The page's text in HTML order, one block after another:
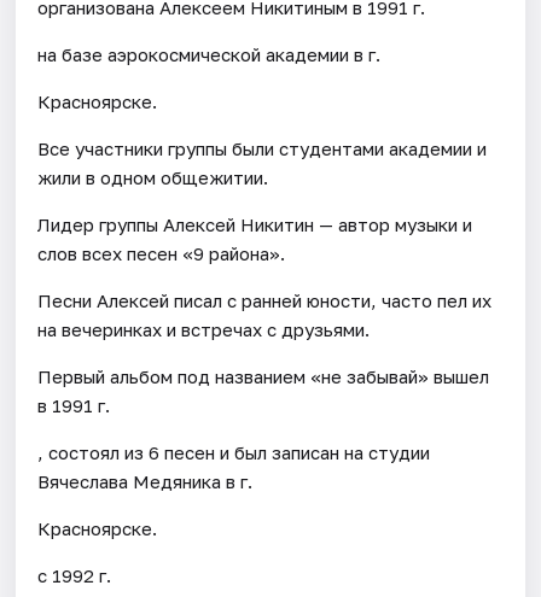
организована Алексеем Никитиным в 1991 г.
на базе аэрокосмической академии в г.
Красноярске.
Все участники группы были студентами академии и
жили в одном общежитии.
Лидер группы Алексей Никитин — автор музыки и
слов всех песен «9 района».
Песни Алексей писал с ранней юности, часто пел их
на вечеринках и встречах с друзьями.
Первый альбом под названием «не забывай» вышел
в 1991 г.
, состоял из 6 песен и был записан на студии
Вячеслава Медяника в г.
Красноярске.
с 1992 г.